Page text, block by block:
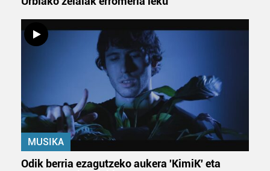
produktuak garatzeko. Zure datuak nork eta zertarako
erabiltzen dituen hauta dezakezu.
Bazkide batzuek ez dizute baimenik eskatzen, eta beren
interes komertzial legitimoetan babesten dira. Ikusi gure
bazkideen zerrenda, beren ustez zein helburutarako
duten interes legitimoa eta horren aurka nola egin
dezakezun ikusteko.
Lortu zure datu pertsonalak prozesatzeko moduari
MUSIKA
Odik berria ezagutzeko aukera 'KimiK' eta